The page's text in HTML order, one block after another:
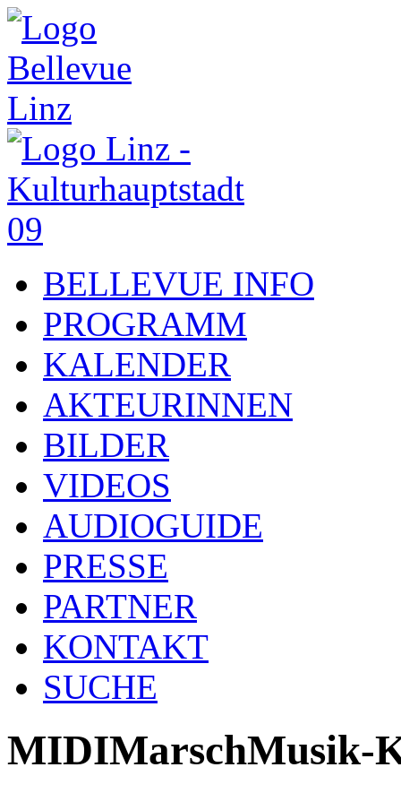
BELLEVUE INFO
PROGRAMM
KALENDER
AKTEURINNEN
BILDER
VIDEOS
AUDIOGUIDE
PRESSE
PARTNER
KONTAKT
SUCHE
MIDIMarschMusik-